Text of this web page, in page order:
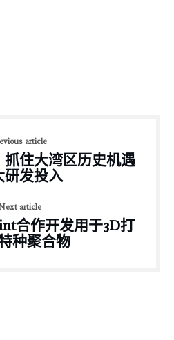
article
住大湾区历史机遇
研发投入
article
合作开发用于3D打
种聚合物